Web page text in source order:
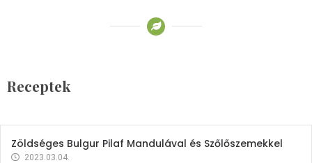
Receptek
2023.03.06.
Zöldséges Bulgur Pilaf Mandulával és Szőlőszemekkel
2023.03.04.